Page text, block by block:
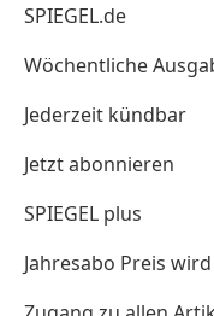
SPIEGEL.de
Wöchentliche
Jederzeit kündbar
Jetzt abonnieren
SPIEGEL plus
Jahresabo Preis